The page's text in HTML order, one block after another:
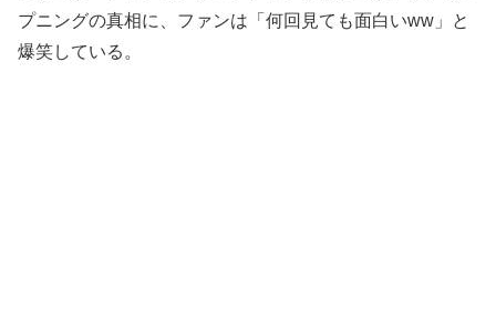
プニングの真相に、ファンは「何回見ても面白いww」と
爆笑している。